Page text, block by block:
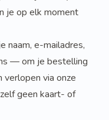
je op elk moment
naam, e-mailadres,
— om je bestelling
via onze
geen kaart- of